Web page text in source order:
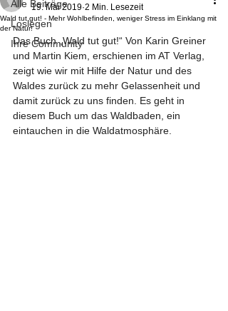
Alle Beiträge
Loslegen
Ihre Community
Wald tut gut! - Mehr Wohlbefinden, weniger Stress im Einklang mit
der Natur!
19. Mai 2019 2 Min. Lesezeit
Das Buch „Wald tut gut!“ Von Karin Greiner
und Martin Kiem, erschienen im AT Verlag,
zeigt wie wir mit Hilfe der Natur und des
Waldes zurück zu mehr Gelassenheit und
damit zurück zu uns finden. Es geht in
diesem Buch um das Waldbaden, ein
eintauchen in die Waldatmosphäre.